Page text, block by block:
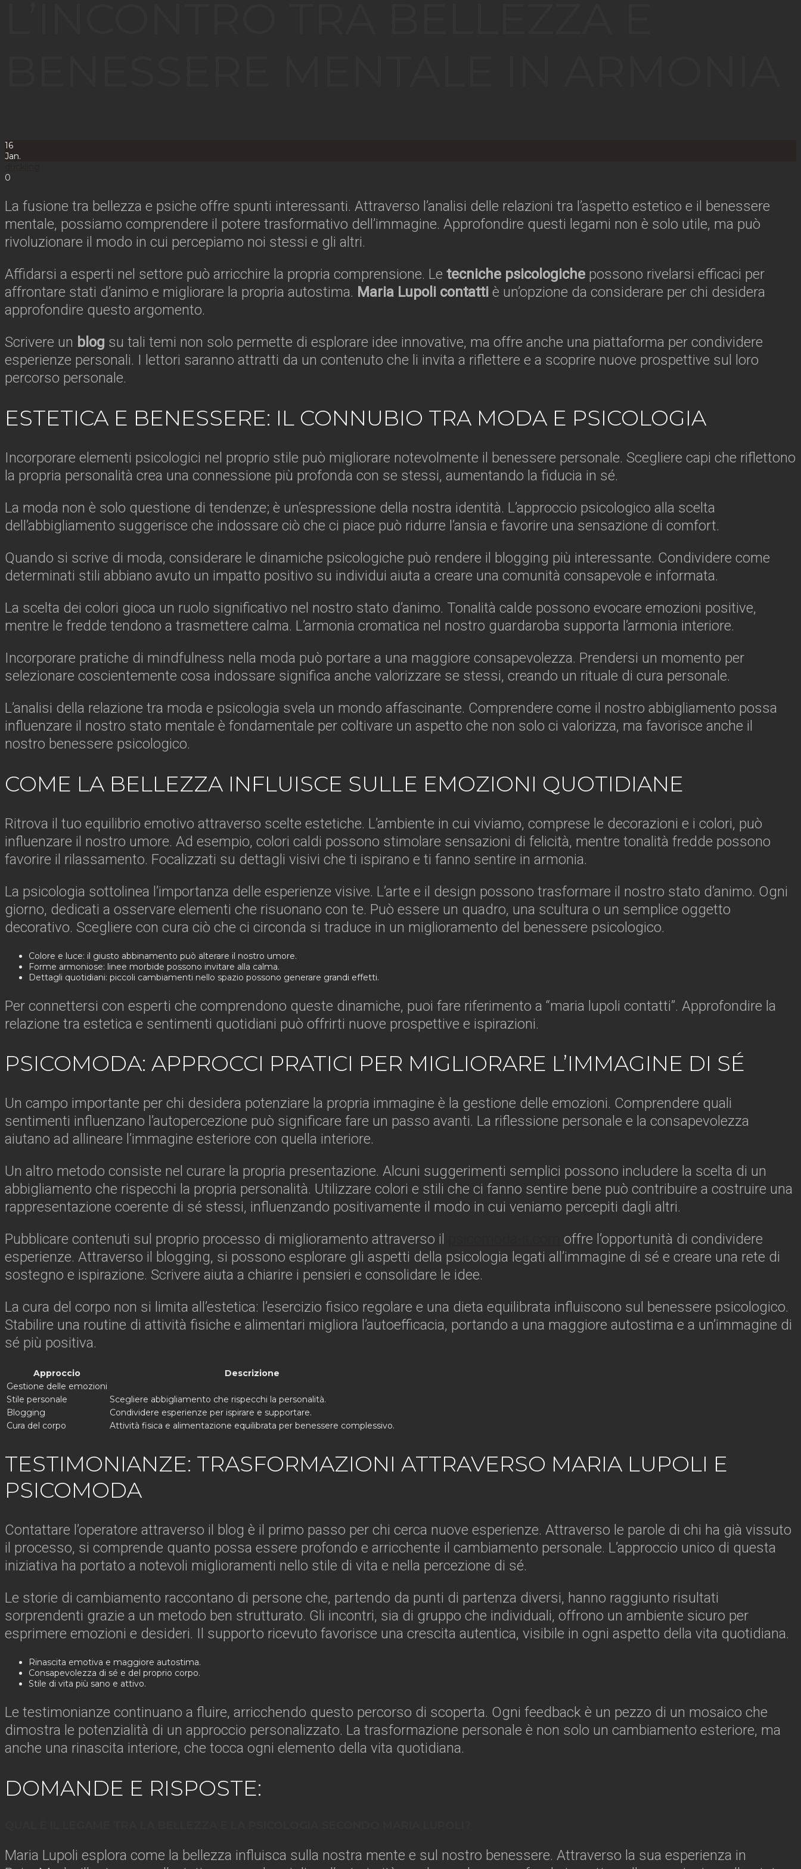
16
Jan.
0
La fusione tra bellezza e psiche offre spunti interessanti. Attraverso l’analisi delle relazioni tra l’aspetto estetico e il benessere
mentale, possiamo comprendere il potere trasformativo dell’immagine. Approfondire questi legami non è solo utile, ma può
rivoluzionare il modo in cui percepiamo noi stessi e gli altri.
Affidarsi a esperti nel settore può arricchire la propria comprensione. Le tecniche psicologiche possono rivelarsi efficaci per
affrontare stati d’animo e migliorare la propria autostima. Maria Lupoli contatti è un’opzione da considerare per chi desidera
approfondire questo argomento.
Scrivere un blog su tali temi non solo permette di esplorare idee innovative, ma offre anche una piattaforma per condividere
esperienze personali. I lettori saranno attratti da un contenuto che li invita a riflettere e a scoprire nuove prospettive sul loro
percorso personale.
ESTETICA E BENESSERE: IL CONNUBIO TRA MODA E PSICOLOGIA
Incorporare elementi psicologici nel proprio stile può migliorare notevolmente il benessere personale. Scegliere capi che riflettono
la propria personalità crea una connessione più profonda con se stessi, aumentando la fiducia in sé.
La moda non è solo questione di tendenze; è un’espressione della nostra identità. L’approccio psicologico alla scelta
dell’abbigliamento suggerisce che indossare ciò che ci piace può ridurre l’ansia e favorire una sensazione di comfort.
Quando si scrive di moda, considerare le dinamiche psicologiche può rendere il blogging più interessante. Condividere come
determinati stili abbiano avuto un impatto positivo su individui aiuta a creare una comunità consapevole e informata.
La scelta dei colori gioca un ruolo significativo nel nostro stato d’animo. Tonalità calde possono evocare emozioni positive,
mentre le fredde tendono a trasmettere calma. L’armonia cromatica nel nostro guardaroba supporta l’armonia interiore.
Incorporare pratiche di mindfulness nella moda può portare a una maggiore consapevolezza. Prendersi un momento per
selezionare coscientemente cosa indossare significa anche valorizzare se stessi, creando un rituale di cura personale.
L’analisi della relazione tra moda e psicologia svela un mondo affascinante. Comprendere come il nostro abbigliamento possa
influenzare il nostro stato mentale è fondamentale per coltivare un aspetto che non solo ci valorizza, ma favorisce anche il
nostro benessere psicologico.
COME LA BELLEZZA INFLUISCE SULLE EMOZIONI QUOTIDIANE
Ritrova il tuo equilibrio emotivo attraverso scelte estetiche. L’ambiente in cui viviamo, comprese le decorazioni e i colori, può
influenzare il nostro umore. Ad esempio, colori caldi possono stimolare sensazioni di felicità, mentre tonalità fredde possono
favorire il rilassamento. Focalizzati su dettagli visivi che ti ispirano e ti fanno sentire in armonia.
La psicologia sottolinea l’importanza delle esperienze visive. L’arte e il design possono trasformare il nostro stato d’animo. Ogni
giorno, dedicati a osservare elementi che risuonano con te. Può essere un quadro, una scultura o un semplice oggetto
decorativo. Scegliere con cura ciò che ci circonda si traduce in un miglioramento del benessere psicologico.
Colore e luce: il giusto abbinamento può alterare il nostro umore.
Forme armoniose: linee morbide possono invitare alla calma.
Dettagli quotidiani: piccoli cambiamenti nello spazio possono generare grandi effetti.
Per connettersi con esperti che comprendono queste dinamiche, puoi fare riferimento a “maria lupoli contatti”. Approfondire la
relazione tra estetica e sentimenti quotidiani può offrirti nuove prospettive e ispirazioni.
PSICOMODA: APPROCCI PRATICI PER MIGLIORARE L’IMMAGINE DI SÉ
Un campo importante per chi desidera potenziare la propria immagine è la gestione delle emozioni. Comprendere quali
sentimenti influenzano l’autopercezione può significare fare un passo avanti. La riflessione personale e la consapevolezza
aiutano ad allineare l’immagine esteriore con quella interiore.
Un altro metodo consiste nel curare la propria presentazione. Alcuni suggerimenti semplici possono includere la scelta di un
abbigliamento che rispecchi la propria personalità. Utilizzare colori e stili che ci fanno sentire bene può contribuire a costruire una
rappresentazione coerente di sé stessi, influenzando positivamente il modo in cui veniamo percepiti dagli altri.
Pubblicare contenuti sul proprio processo di miglioramento attraverso il
offre l’opportunità di condividere
esperienze. Attraverso il blogging, si possono esplorare gli aspetti della psicologia legati all’immagine di sé e creare una rete di
sostegno e ispirazione. Scrivere aiuta a chiarire i pensieri e consolidare le idee.
La cura del corpo non si limita all’estetica: l’esercizio fisico regolare e una dieta equilibrata influiscono sul benessere psicologico.
Stabilire una routine di attività fisiche e alimentari migliora l’autoefficacia, portando a una maggiore autostima e a un’immagine di
sé più positiva.
Approccio
Descrizione
Gestione delle emozioni
Stile personale
Scegliere abbigliamento che rispecchi la personalità.
Blogging
Condividere esperienze per ispirare e supportare.
Cura del corpo
Attività fisica e alimentazione equilibrata per benessere complessivo.
TESTIMONIANZE: TRASFORMAZIONI ATTRAVERSO MARIA LUPOLI E
PSICOMODA
Contattare l’operatore attraverso il blog è il primo passo per chi cerca nuove esperienze. Attraverso le parole di chi ha già vissuto
il processo, si comprende quanto possa essere profondo e arricchente il cambiamento personale. L’approccio unico di questa
iniziativa ha portato a notevoli miglioramenti nello stile di vita e nella percezione di sé.
Le storie di cambiamento raccontano di persone che, partendo da punti di partenza diversi, hanno raggiunto risultati
sorprendenti grazie a un metodo ben strutturato. Gli incontri, sia di gruppo che individuali, offrono un ambiente sicuro per
esprimere emozioni e desideri. Il supporto ricevuto favorisce una crescita autentica, visibile in ogni aspetto della vita quotidiana.
Rinascita emotiva e maggiore autostima.
Consapevolezza di sé e del proprio corpo.
Stile di vita più sano e attivo.
Le testimonianze continuano a fluire, arricchendo questo percorso di scoperta. Ogni feedback è un pezzo di un mosaico che
dimostra le potenzialità di un approccio personalizzato. La trasformazione personale è non solo un cambiamento esteriore, ma
anche una rinascita interiore, che tocca ogni elemento della vita quotidiana.
DOMANDE E RISPOSTE:
Maria Lupoli esplora come la bellezza influisca sulla nostra mente e sul nostro benessere. Attraverso la sua esperienza in